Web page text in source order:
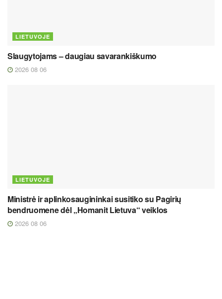
LIETUVOJE
Slaugytojams – daugiau savarankiškumo
2026 08 06
LIETUVOJE
Ministrė ir aplinkosaugininkai susitiko su Pagirių
bendruomene dėl „Homanit Lietuva“ veiklos
2026 08 06